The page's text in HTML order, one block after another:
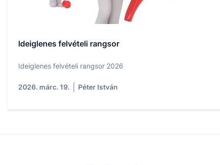
Ideiglenes felvételi rangsor
Ideiglenes felvételi rangsor 2026
2026. márc. 19. Péter István